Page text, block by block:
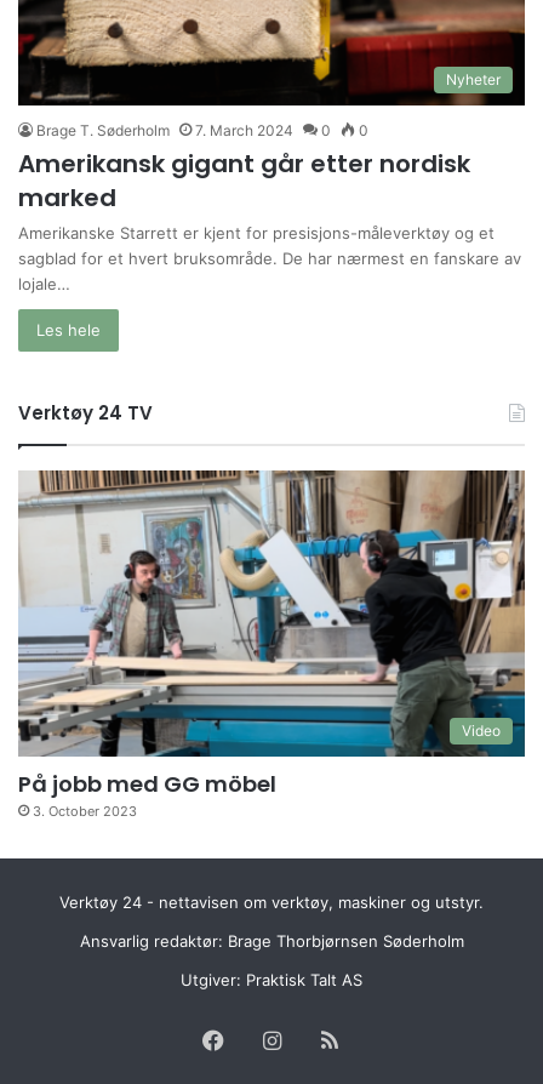
Nyheter
Brage T. Søderholm 7. March 2024 0 0
Amerikansk gigant går etter nordisk
marked
Amerikanske Starrett er kjent for presisjons-måleverktøy og et
sagblad for et hvert bruksområde. De har nærmest en fanskare av
lojale…
Les hele
Verktøy 24 TV
Video
På jobb med GG möbel
3. October 2023
Verktøy 24 - nettavisen om verktøy, maskiner og utstyr.
Ansvarlig redaktør: Brage Thorbjørnsen Søderholm
Utgiver: Praktisk Talt AS
FacebookInstagram
RSS